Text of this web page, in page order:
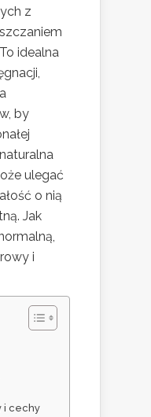
z
idealna
by
ulegać
o nią
Jak
i
i cechy